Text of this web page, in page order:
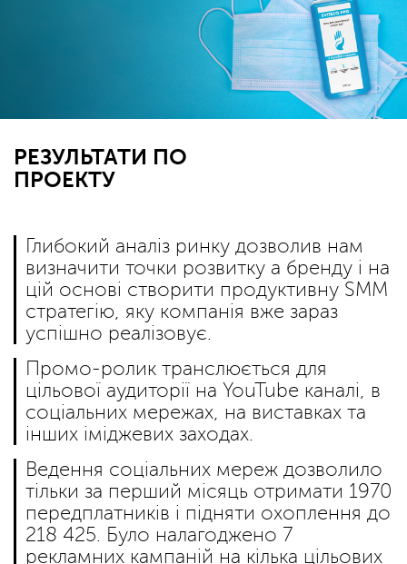
РЕЗУЛЬТАТИ ПО
ПРОЕКТУ
Глибокий аналіз ринку дозволив нам
визначити точки розвитку а бренду і на
цій основі створити продуктивну SMM
стратегію, яку компанія вже зараз
успішно реалізовує.
Промо-ролик транслюється для
цільової аудиторії на YouTube каналі, в
соціальних мережах, на виставках та
інших іміджевих заходах.
Ведення соціальних мереж дозволило
тільки за перший місяць отримати 1970
передплатників і підняти охоплення до
218 425. Було налагоджено 7
рекламних кампаній на кілька цільових